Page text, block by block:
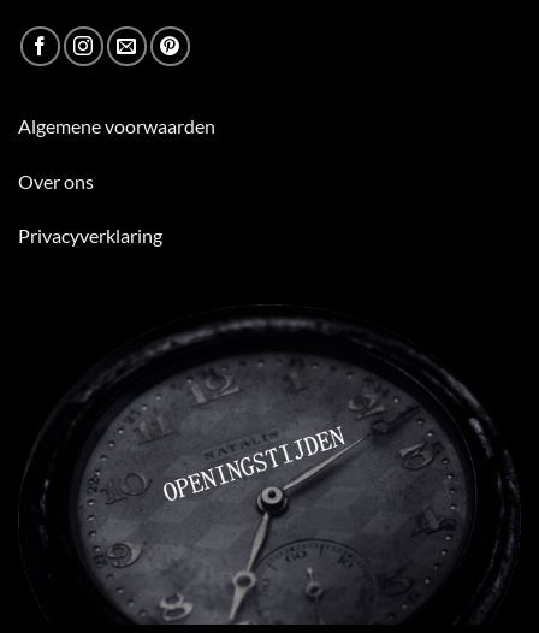
Algemene voorwaarden
Over ons
Privacyverklaring